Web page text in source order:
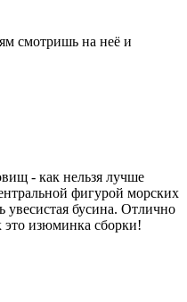
смотришь на неё и
- как нельзя лучше
фигурой морских
бусина. Отлично
это изюминка сборки!